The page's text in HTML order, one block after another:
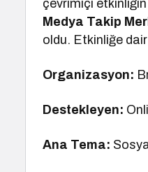
çevrimiçi
Medya Takip
oldu. Etkinliğe
Organizasyon:
Destekleyen:
Ana Tema: